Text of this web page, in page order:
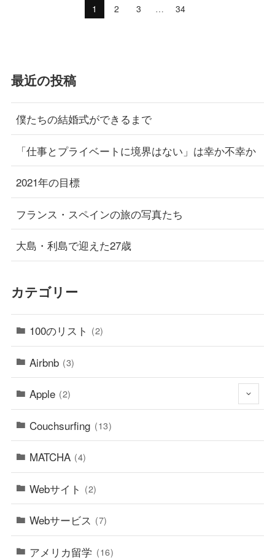
1 2 3 … 34
最近の投稿
僕たちの結婚式ができるまで
「仕事とプライベートに境界はない」は幸か不幸か
2021年の目標
フランス・スペインの旅の写真たち
大島・利島で迎えた27歳
カテゴリー
100のリスト (2)
Airbnb (3)
Apple (2)
Couchsurfing (13)
MATCHA (4)
Webサイト (2)
Webサービス (7)
アメリカ留学 (16)